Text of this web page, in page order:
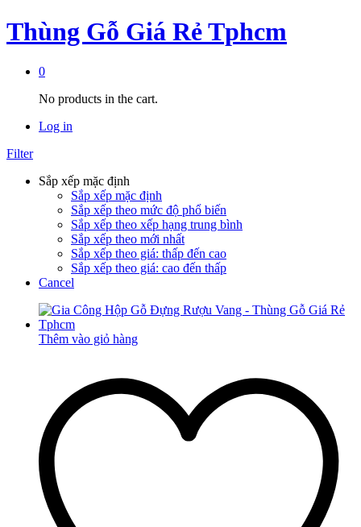
Thùng Gỗ Giá Rẻ Tphcm
0
No products in the cart.
Log in
Filter
Sắp xếp mặc định
Sắp xếp mặc định
Sắp xếp theo mức độ phổ biến
Sắp xếp theo xếp hạng trung bình
Sắp xếp theo mới nhất
Sắp xếp theo giá: thấp đến cao
Sắp xếp theo giá: cao đến thấp
Cancel
Thêm vào giỏ hàng